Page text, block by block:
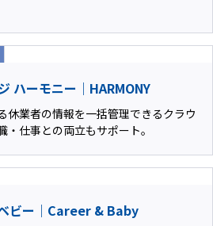
ハーモニー｜HARMONY
休業者の情報を一括管理できるクラウ
・仕事との両立もサポート。
ビー｜Career & Baby